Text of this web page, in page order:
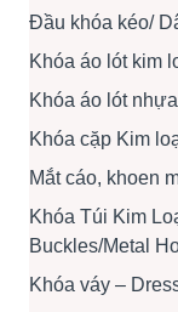
Đầu khóa kéo/
Khóa áo lót kim
Khóa áo lót
Khóa cặp Kim
Mắt cáo, khoen
Khóa Túi Kim
Buckles/Metal
Khóa váy –